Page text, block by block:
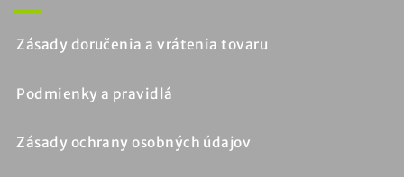
Zásady doručenia a vrátenia tovaru
Podmienky a pravidlá
Zásady ochrany osobných údajov